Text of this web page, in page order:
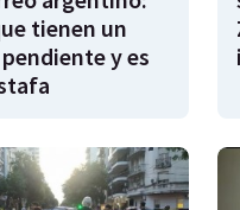
tienen un
y es